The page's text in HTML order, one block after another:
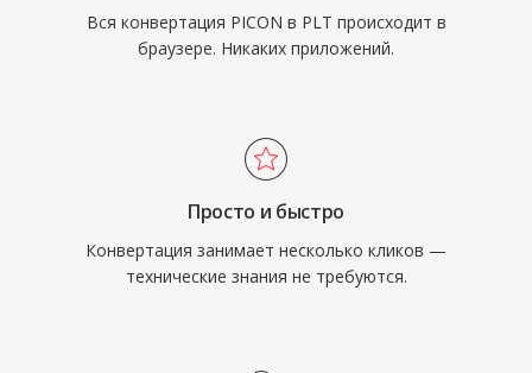
Вся конвертация PICON в PLT происходит в
браузере. Никаких приложений.
Просто и быстро
Конвертация занимает несколько кликов —
технические знания не требуются.